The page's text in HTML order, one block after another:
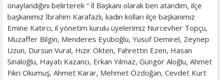
onaylandığını belirterek “ İl Başkanı olarak ben atandım, ilçe
başkanımız İbrahim Karafazlı, kadın kolları ilçe başkanımız
Emine Katırcı, il yönetim kurulu üyelerimiz Nurcevher Topçu,
Muzaffer Bilgin, Menderes Eyüboğlu, Yusuf Demirel, Zeynep
Uzun, Dursun Vural, Hızır Ökten, Fahrettin Ezen, Hasan
Sinaloğlu, Hayatı Kazancı, Erkan Yılmaz, Güngör Aloğlu, Ahmet
Fikri Okumuş, Ahmet Karar, Mehmet Özdoğan, Cevdet Kurt